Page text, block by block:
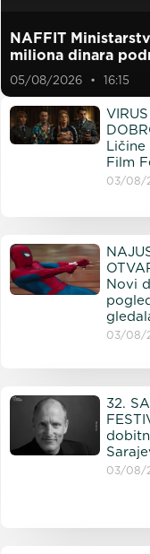
NAFFIT
miliona dinara
05/08/2026 16:15
Ličine
Film
03/08/
Novi
03/08/
32.
03/08/